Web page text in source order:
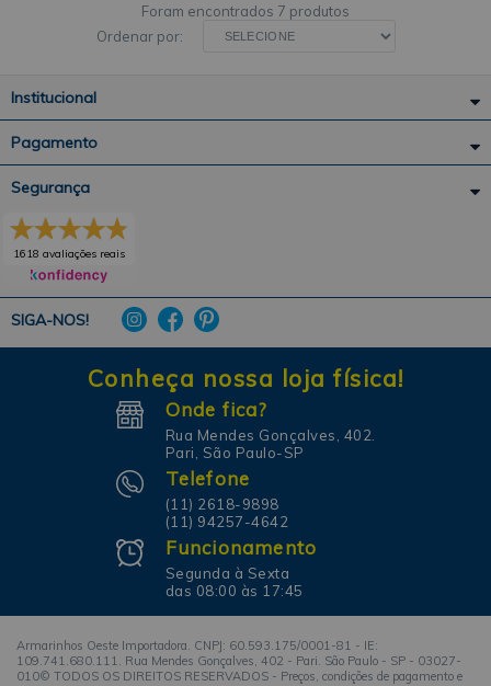
7 produtos
Ordenar por:
Institucional
Pagamento
SIGA-NOS!
Segurança
1618 avaliações reais
Conheça nossa loja física!
Onde fica?
Rua Mendes Gonçalves, 402.
Pari, São Paulo-SP
Telefone
(11) 2618-9898
(11) 94257-4642
Funcionamento
Segunda à Sexta
das 08:00 às 17:45
Armarinhos Oeste Importadora. CNPJ: 60.593.175/0001-81 - IE:
109.741.680.111. Rua Mendes Gonçalves, 402 - Pari. São Paulo - SP - 03027-
010© TODOS OS DIREITOS RESERVADOS - Preços, condições de pagamento e